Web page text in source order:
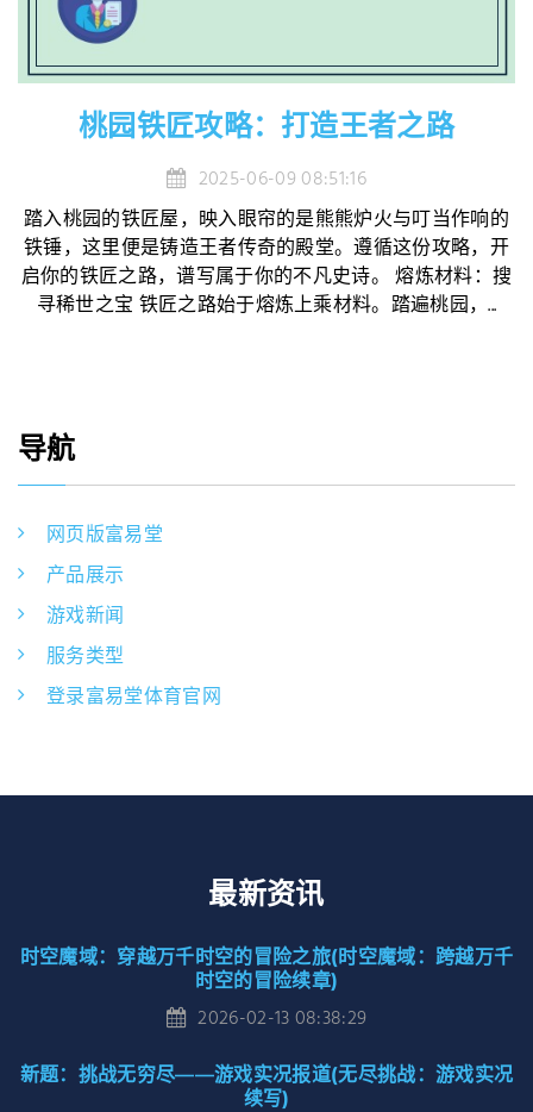
桃园铁匠攻略：打造王者之路
2025-06-09 08:51:16
踏入桃园的铁匠屋，映入眼帘的是熊熊炉火与叮当作响的
铁锤，这里便是铸造王者传奇的殿堂。遵循这份攻略，开
启你的铁匠之路，谱写属于你的不凡史诗。 熔炼材料：搜
寻稀世之宝 铁匠之路始于熔炼上乘材料。踏遍桃园，...
导航
网页版富易堂
产品展示
游戏新闻
服务类型
登录富易堂体育官网
最新资讯
时空魔域：穿越万千时空的冒险之旅(时空魔域：跨越万千
时空的冒险续章)
2026-02-13 08:38:29
新题：挑战无穷尽——游戏实况报道(无尽挑战：游戏实况
续写)